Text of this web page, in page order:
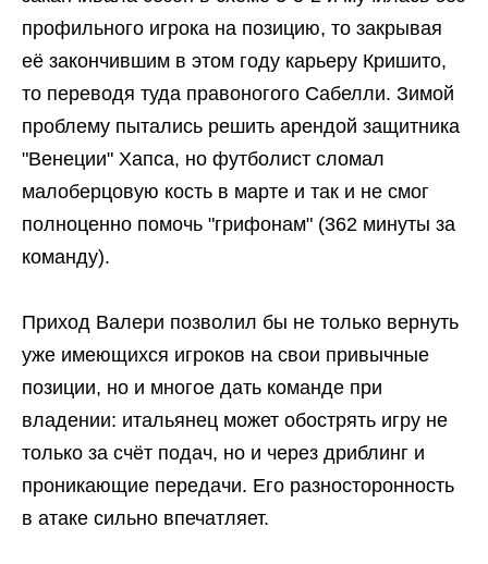
профильного игрока на позицию, то закрывая
её закончившим в этом году карьеру Кришито,
то переводя туда правоногого Сабелли. Зимой
проблему пытались решить арендой защитника
"Венеции" Хапса, но футболист сломал
малоберцовую кость в марте и так и не смог
полноценно помочь "грифонам" (362 минуты за
команду).
Приход Валери позволил бы не только вернуть
уже имеющихся игроков на свои привычные
позиции, но и многое дать команде при
владении: итальянец может обострять игру не
только за счёт подач, но и через дриблинг и
проникающие передачи. Его разносторонность
в атаке сильно впечатляет.